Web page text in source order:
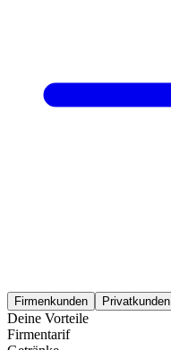
Firmenkunden Privatkunden
Deine Vorteile
Firmentarif